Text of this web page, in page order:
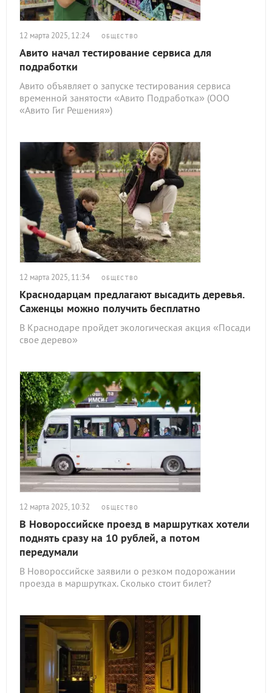
12 марта 2025, 12:24 ОБЩЕСТВО
Авито начал тестирование сервиса для
подработки
Авито объявляет о запуске тестирования сервиса
временной занятости «Авито Подработка» (ООО
«Авито Гиг Решения»)
12 марта 2025, 11:34 ОБЩЕСТВО
Краснодарцам предлагают высадить деревья.
Саженцы можно получить бесплатно
В Краснодаре пройдет экологическая акция «Посади
свое дерево»
12 марта 2025, 10:32 ОБЩЕСТВО
В Новороссийске проезд в маршрутках хотели
поднять сразу на 10 рублей, а потом
передумали
В Новороссийске заявили о резком подорожании
проезда в маршрутках. Сколько стоит билет?